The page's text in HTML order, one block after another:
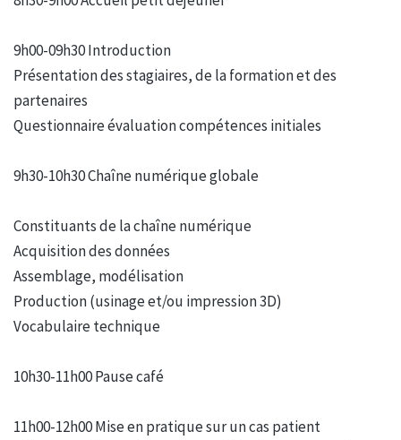
9h00-09h30 Introduction
Présentation des stagiaires, de la formation et des
partenaires
Questionnaire évaluation compétences initiales
9h30-10h30 Chaîne numérique globale
Constituants de la chaîne numérique
Acquisition des données
Assemblage, modélisation
Production (usinage et/ou impression 3D)
Vocabulaire technique
10h30-11h00 Pause café
11h00-12h00 Mise en pratique sur un cas patient